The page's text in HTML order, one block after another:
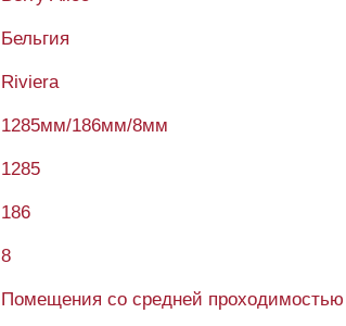
Бельгия
Riviera
1285мм/186мм/8мм
1285
186
8
Помещения со средней проходимостью